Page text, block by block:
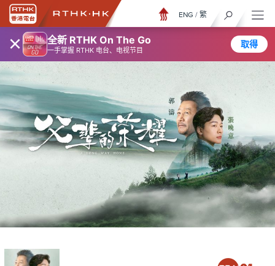
× 全新 RTHK On The Go
一手掌握 RTHK 电台、电视节目
取得
ENG / 繁